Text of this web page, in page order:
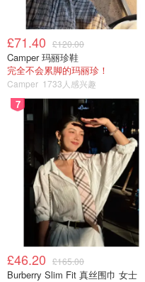
8⃣️ 20分钟之后放入
钟就可以啦！✅
£71.40 £120.00
Camper 玛丽珍鞋
完全不会累脚的玛丽珍！
Camper 1733人感兴趣
7
£46.20 £165.00
Burberry Slim Fit 真丝围巾 女士